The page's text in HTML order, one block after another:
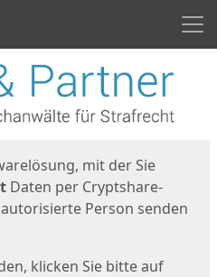
mit der Sie
Daten per Cryptshare-
Person senden
klicken Sie bitte auf